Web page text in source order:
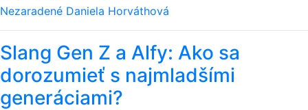
Nezaradené Daniela Horváthová
Slang Gen Z a Alfy: Ako sa
dorozumieť s najmladšími
generáciami?